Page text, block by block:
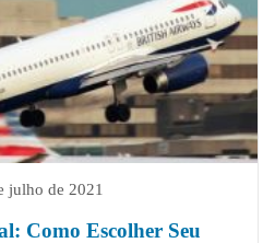
julho de 2021
Como Escolher Seu